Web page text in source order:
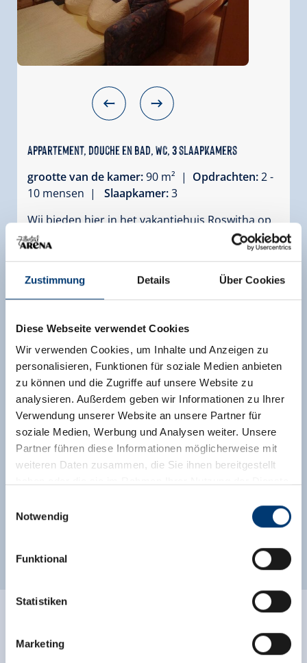
Zustimmung Details Über Cookies
Diese Webseite verwendet Cookies
Wir verwenden Cookies, um Inhalte und Anzeigen zu
personalisieren, Funktionen für soziale Medien anbieten
zu können und die Zugriffe auf unsere Website zu
analysieren. Außerdem geben wir Informationen zu Ihrer
Verwendung unserer Website an unsere Partner für
soziale Medien, Werbung und Analysen weiter. Unsere
Partner führen diese Informationen möglicherweise mit
weiteren Daten zusammen, die Sie ihnen bereitgestellt
Rohr 23// A-6280 Zell am Ziller
www.zillertalarena.com
Notwendig
Funktional
Statistiken
Marketing
Appartement, douche en bad, WC, 3 slaapkamers
grootte van de kamer:90 m² | Opdrachten:2 -
10 mensen |
Slaapkamer:3
Wij bieden hier in het vakantiehuis Roswitha op
de Gerlosberg plaats voor maximaal 7 personen
op de 2e verdieping. De woning bestaat uit een
douche en bad, en 3 slaapkamers. (1
tweepersoonskamer, 1 driekpersoonskamer,
neergezet, zodat er 4 personen kunnen
verblijven, daarnaast is er nog 1
tweepersoonskamer, hier is een uittrekbare
slaapbank voor 1-2 personen die op verzoek
gebruikt kan worden, zodat er 9 personen
kunnen verblijven.
Uitrusting
Beschikbaarheidskalender